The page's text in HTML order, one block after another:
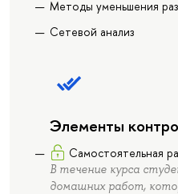
Методы уменьшения
Сетевой анализ
Элементы
Самостоятельная
В течение курса
домашних работ,